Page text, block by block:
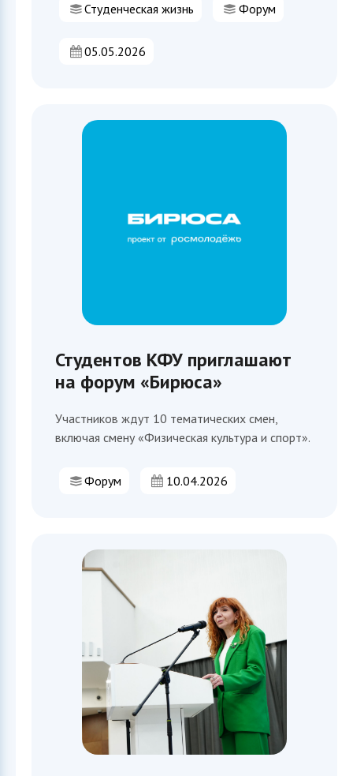
Студенческая жизнь Форум
05.05.2026
Студентов КФУ приглашают
на форум «Бирюса»
Участников ждут 10 тематических смен,
включая смену «Физическая культура и спорт».
Форум 10.04.2026